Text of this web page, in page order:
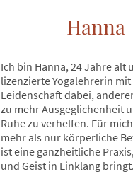
Hanna
Ich bin Hanna, 24 Jahre alt
lizenzierte Yogalehrerin mit
Leidenschaft dabei,
zu mehr Ausgeglichenheit
Ruhe zu verhelfen. Für
mehr als nur körperliche
ist eine ganzheitliche
und Geist in Einklang bringt.